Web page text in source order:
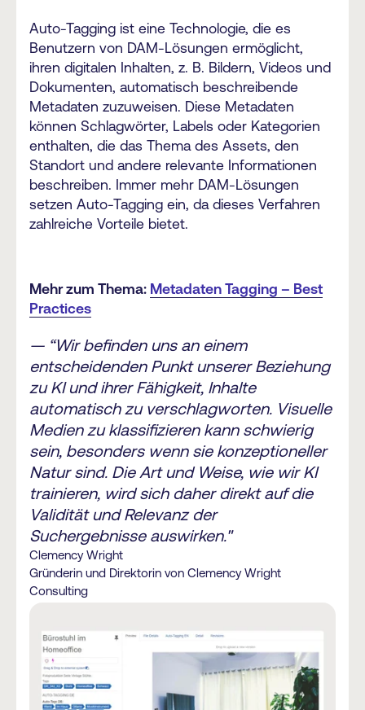
Auto-Tagging ist eine Technologie, die es
Benutzern von DAM-Lösungen ermöglicht,
ihren digitalen Inhalten, z. B. Bildern, Videos und
Dokumenten, automatisch beschreibende
Metadaten zuzuweisen. Diese Metadaten
können Schlagwörter, Labels oder Kategorien
enthalten, die das Thema des Assets, den
Standort und andere relevante Informationen
beschreiben. Immer mehr DAM-Lösungen
setzen Auto-Tagging ein, da dieses Verfahren
zahlreiche Vorteile bietet.
Mehr zum Thema: Metadaten Tagging – Best
Practices
— “Wir befinden uns an einem
entscheidenden Punkt unserer Beziehung
zu KI und ihrer Fähigkeit, Inhalte
automatisch zu verschlagworten. Visuelle
Medien zu klassifizieren kann schwierig
sein, besonders wenn sie konzeptioneller
Natur sind. Die Art und Weise, wie wir KI
trainieren, wird sich daher direkt auf die
Validität und Relevanz der
Suchergebnisse auswirken."
Clemency Wright
Gründerin und Direktorin von Clemency Wright
Consulting